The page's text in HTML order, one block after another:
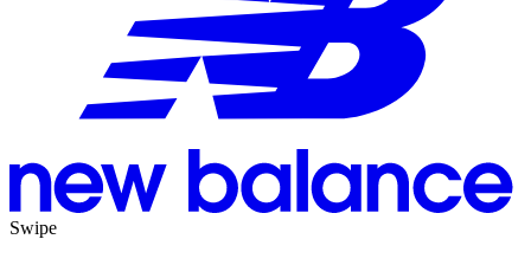
Swipe